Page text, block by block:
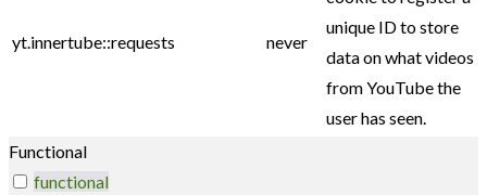
yt.innertube::requests never
unique ID to store
data on what videos
from YouTube the
user has seen.
Functional
functional